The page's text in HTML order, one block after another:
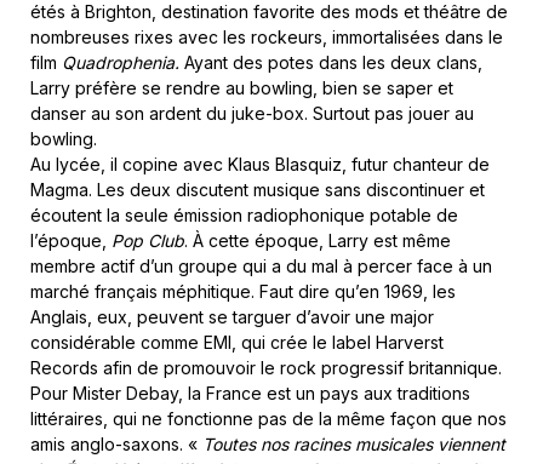
étés à Brighton, destination favorite des mods et théâtre de
nombreuses rixes avec les rockeurs, immortalisées dans le
film Quadrophenia. Ayant des potes dans les deux clans,
Larry préfère se rendre au bowling, bien se saper et
danser au son ardent du juke-box. Surtout pas jouer au
bowling.
Au lycée, il copine avec Klaus Blasquiz, futur chanteur de
Magma. Les deux discutent musique sans discontinuer et
écoutent la seule émission radiophonique potable de
l’époque, Pop Club. À cette époque, Larry est même
membre actif d’un groupe qui a du mal à percer face à un
marché français méphitique. Faut dire qu’en 1969, les
Anglais, eux, peuvent se targuer d’avoir une major
considérable comme EMI, qui crée le label Harverst
Records afin de promouvoir le rock progressif britannique.
Pour Mister Debay, la France est un pays aux traditions
littéraires, qui ne fonctionne pas de la même façon que nos
amis anglo-saxons. « Toutes nos racines musicales viennent